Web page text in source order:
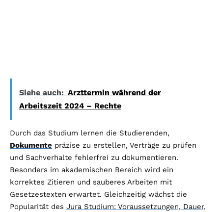
Siehe auch: Arzttermin während der
Arbeitszeit 2024 – Rechte
Durch das Studium lernen die Studierenden,
Dokumente präzise zu erstellen, Verträge zu prüfen
und Sachverhalte fehlerfrei zu dokumentieren.
Besonders im akademischen Bereich wird ein
korrektes Zitieren und sauberes Arbeiten mit
Gesetzestexten erwartet. Gleichzeitig wächst die
Popularität des Jura Studium: Voraussetzungen, Dauer,